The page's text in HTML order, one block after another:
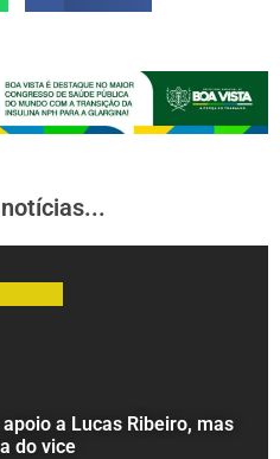
a Lucas Ribeiro, mas
do vice